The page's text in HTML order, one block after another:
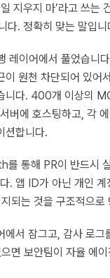
지우지 마’라고 쓰는
다. 정확히 맞는 말입니
레이어에서 풀었습니
이 원천 차단되어 있어
니다. 400개 이상의
버에 호스팅하고, 각
션합니다.
통해 PR이 반드시
. 앱 ID가 아닌 개인 계
되는 것을 구조적으로
에서 잠그고, 감사 로그
면 보안팀이 자율 에